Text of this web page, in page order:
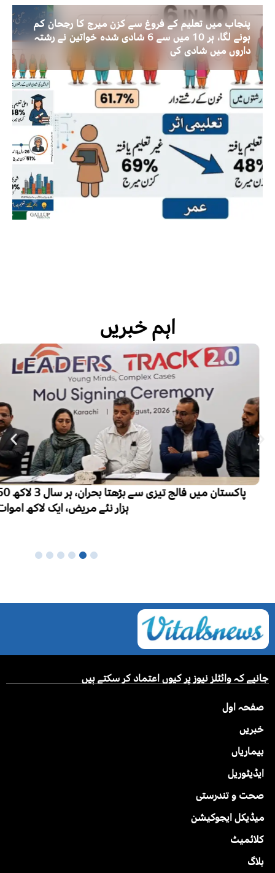
پنجاب میں تعلیم کے فروغ سے کزن میرج کا رجحان کم
ہونے لگا، ہر 10 میں سے 6 شادی شدہ خواتین نے رشتہ
داروں میں شادی کی
اہم خبریں
پاکستان میں فالج تیزی سے بڑھتا بحران، ہر سال 3 لاکھ 50
ہزار نئے مریض، ایک لاکھ اموات
جانیے کہ وائٹلز نیوز پر کیوں اعتماد کر سکتے ہیں
صفحہ اول
خبریں
بیماریاں
ایڈیٹوریل
صحت و تندرستی
میڈیکل ایجوکیشن
کلائمیٹ
بلاگ